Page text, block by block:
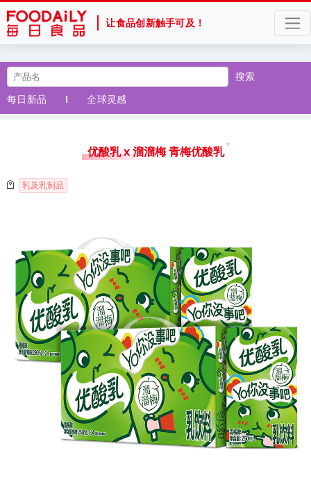
让食品创新触手可及！
搜索
每日新品
全球灵感
优酸乳 x 溜溜梅 青梅优酸乳
乳及乳制品